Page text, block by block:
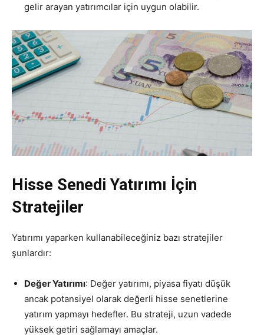
gelir arayan yatırımcılar için uygun olabilir.
Hisse Senedi Yatırımı İçin
Stratejiler
Yatırımı yaparken kullanabileceğiniz bazı stratejiler
şunlardır:
Değer Yatırımı: Değer yatırımı, piyasa fiyatı düşük
ancak potansiyel olarak değerli hisse senetlerine
yatırım yapmayı hedefler. Bu strateji, uzun vadede
yüksek getiri sağlamayı amaçlar.